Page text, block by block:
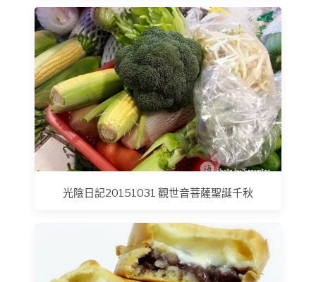
光陰日記20151031 觀世音菩薩聖誕千秋